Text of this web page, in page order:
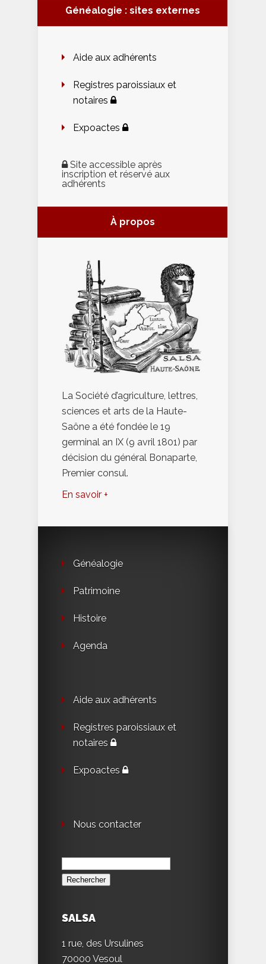
Généalogie : sites externes
Aide aux adhérents
Registres paroissiaux et
notaires
Expoactes
Site accessible après
inscription et réservé aux
adhérents
À propos
La Société d’agriculture, lettres,
sciences et arts de la Haute-
Saône a été fondée le 19
germinal an IX (9 avril 1801) par
décision du général Bonaparte,
Premier consul.
En savoir +
Généalogie
Patrimoine
Histoire
Agenda
Aide aux adhérents
Registres paroissiaux et
notaires
Expoactes
Nous contacter
Rechercher :
SALSA
1 rue, des Ursulines
70000 Vesoul